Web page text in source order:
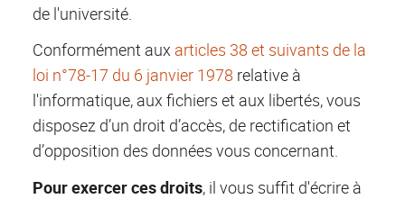
de l'université.
Conformément aux articles 38 et suivants de la
loi n°78-17 du 6 janvier 1978 relative à
l'informatique, aux fichiers et aux libertés, vous
disposez d’un droit d’accès, de rectification et
d’opposition des données vous concernant.
Pour exercer ces droits, il vous suffit d'écrire à